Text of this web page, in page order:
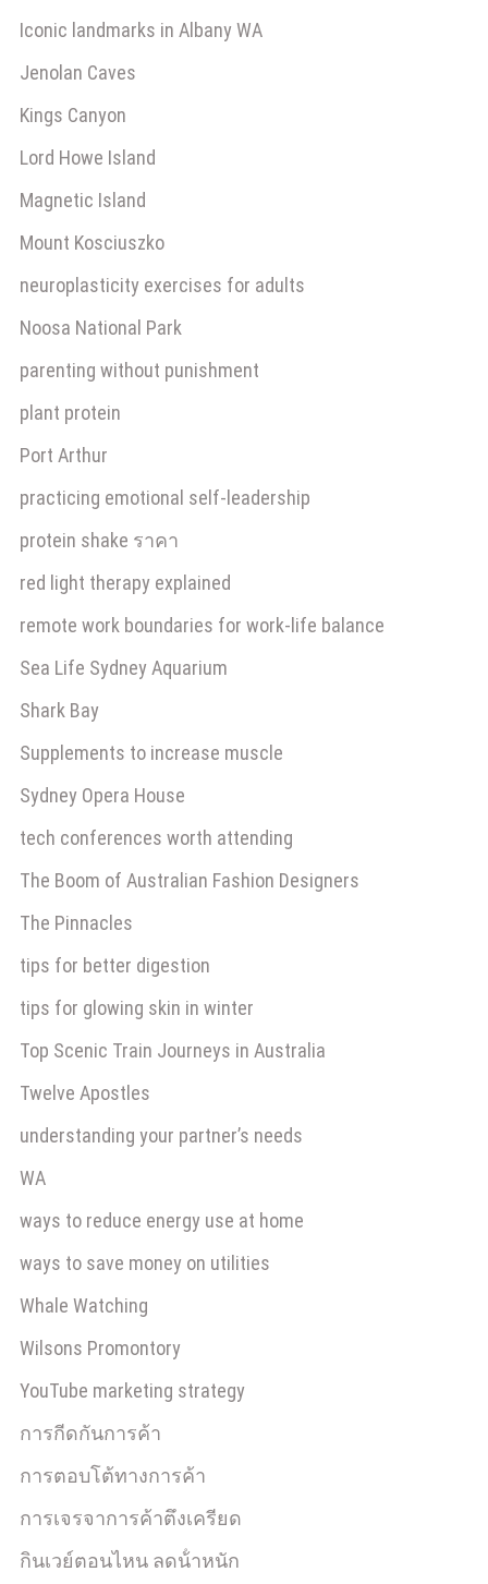
Iconic landmarks in Albany WA
Jenolan Caves
Kings Canyon
Lord Howe Island
Magnetic Island
Mount Kosciuszko
neuroplasticity exercises for adults
Noosa National Park
parenting without punishment
plant protein
Port Arthur
practicing emotional self-leadership
protein shake ราคา
red light therapy explained
remote work boundaries for work-life balance
Sea Life Sydney Aquarium
Shark Bay
Supplements to increase muscle
Sydney Opera House
tech conferences worth attending
The Boom of Australian Fashion Designers
The Pinnacles
tips for better digestion
tips for glowing skin in winter
Top Scenic Train Journeys in Australia
Twelve Apostles
understanding your partner’s needs
WA
ways to reduce energy use at home
ways to save money on utilities
Whale Watching
Wilsons Promontory
YouTube marketing strategy
การกีดกันการค้า
การตอบโต้ทางการค้า
การเจรจาการค้าตึงเครียด
กินเวย์ตอนไหน ลดน้ําหนัก